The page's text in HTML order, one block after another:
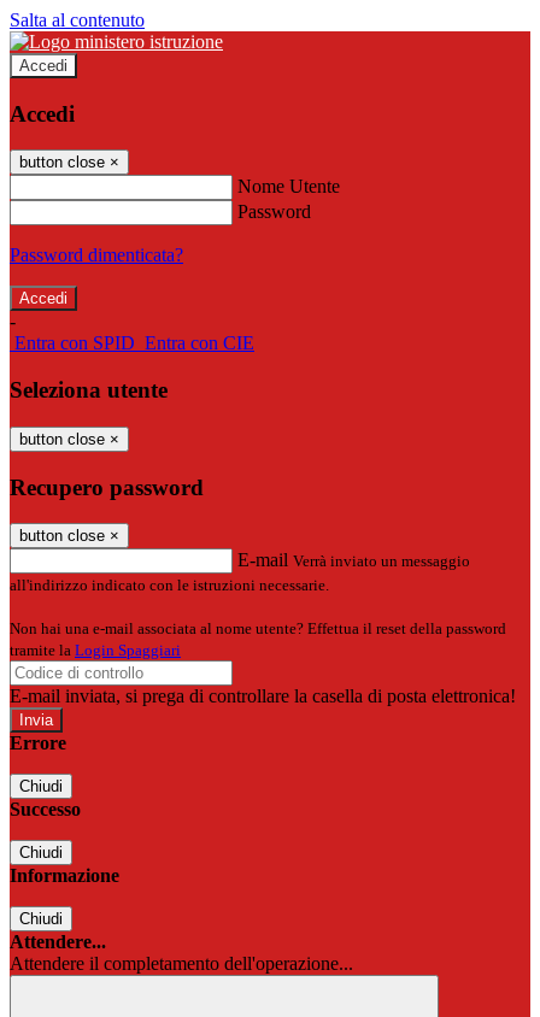
Salta al contenuto
Accedi
Accedi
button close ×
Nome Utente
Password
Password dimenticata?
-
Entra con SPID Entra con CIE
Seleziona utente
button close ×
Recupero password
button close ×
E-mail Verrà inviato un messaggio
all'indirizzo indicato con le istruzioni necessarie.
Non hai una e-mail associata al nome utente? Effettua il reset della password
tramite la Login Spaggiari
E-mail inviata, si prega di controllare la casella di posta elettronica!
Errore
Chiudi
Successo
Chiudi
Informazione
Chiudi
Attendere...
Attendere il completamento dell'operazione...